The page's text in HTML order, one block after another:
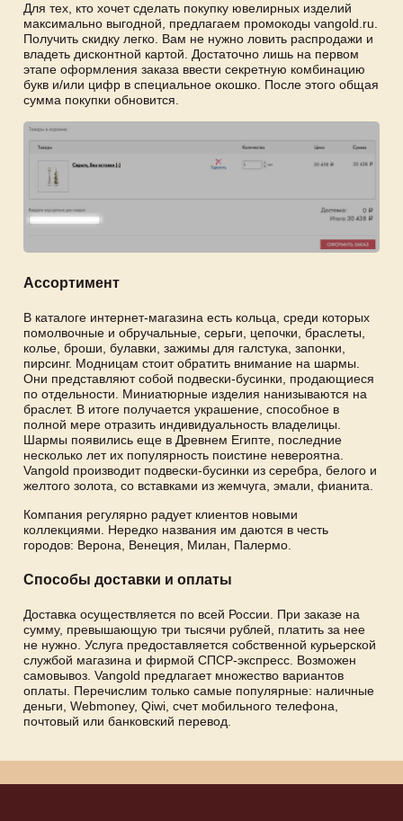
Для тех, кто хочет сделать покупку ювелирных изделий
максимально выгодной, предлагаем промокоды vangold.ru.
Получить скидку легко. Вам не нужно ловить распродажи и
владеть дисконтной картой. Достаточно лишь на первом
этапе оформления заказа ввести секретную комбинацию
букв и/или цифр в специальное окошко. После этого общая
сумма покупки обновится.
Ассортимент
В каталоге интернет-магазина есть кольца, среди которых
помолвочные и обручальные, серьги, цепочки, браслеты,
колье, броши, булавки, зажимы для галстука, запонки,
пирсинг. Модницам стоит обратить внимание на шармы.
Они представляют собой подвески-бусинки, продающиеся
по отдельности. Миниатюрные изделия нанизываются на
браслет. В итоге получается украшение, способное в
полной мере отразить индивидуальность владелицы.
Шармы появились еще в Древнем Египте, последние
несколько лет их популярность поистине невероятна.
Vangold производит подвески-бусинки из серебра, белого и
желтого золота, со вставками из жемчуга, эмали, фианита.
Компания регулярно радует клиентов новыми
коллекциями. Нередко названия им даются в честь
городов: Верона, Венеция, Милан, Палермо.
Способы доставки и оплаты
Доставка осуществляется по всей России. При заказе на
сумму, превышающую три тысячи рублей, платить за нее
не нужно. Услуга предоставляется собственной курьерской
службой магазина и фирмой СПСР-экспресс. Возможен
самовывоз. Vangold предлагает множество вариантов
оплаты. Перечислим только самые популярные: наличные
деньги, Webmoney, Qiwi, счет мобильного телефона,
почтовый или банковский перевод.